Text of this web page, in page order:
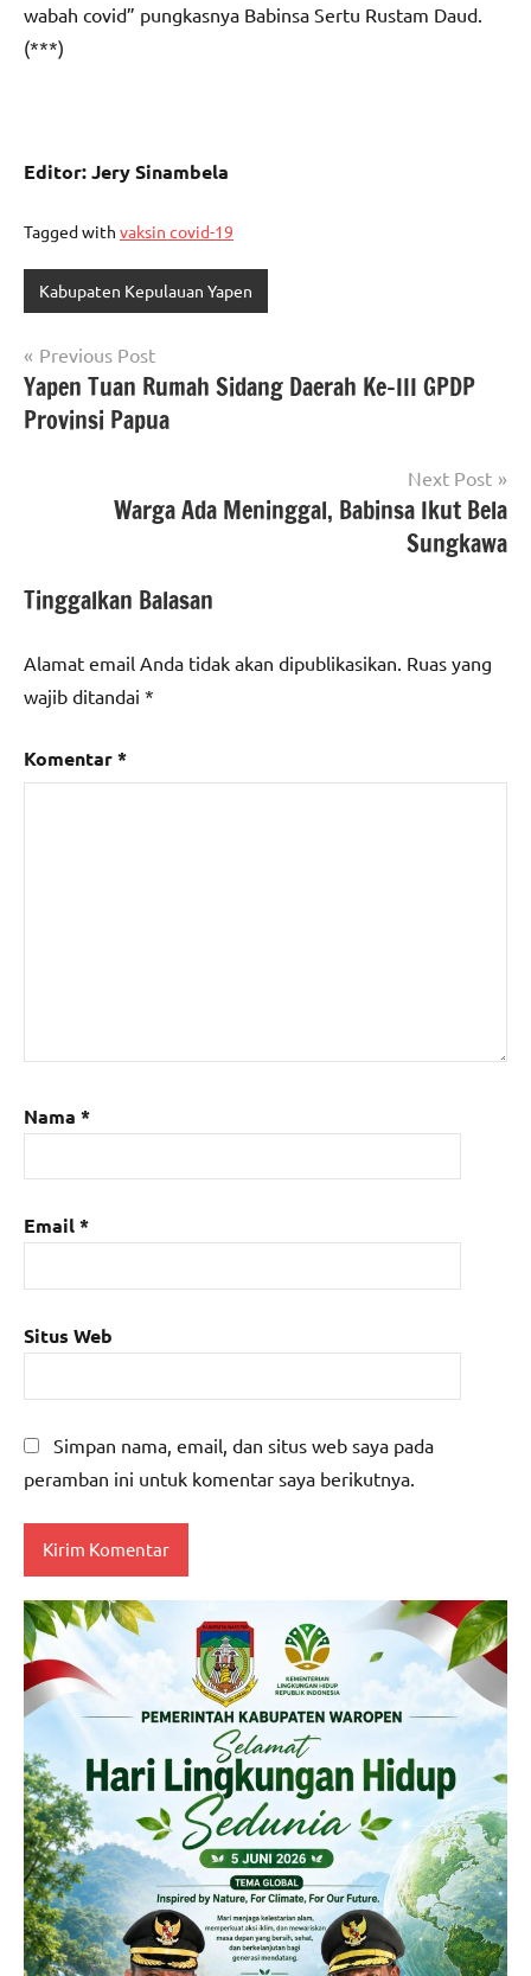
wabah covid” pungkasnya Babinsa Sertu Rustam Daud.
(***)
Editor: Jery Sinambela
Tagged with vaksin covid-19
Kabupaten Kepulauan Yapen
Navigasi
pos
Previous Post
Yapen Tuan Rumah Sidang Daerah Ke-III GPDP
Provinsi Papua
Next Post
Warga Ada Meninggal, Babinsa Ikut Bela
Sungkawa
Tinggalkan Balasan
Alamat email Anda tidak akan dipublikasikan. Ruas yang
wajib ditandai *
Komentar*
Nama *
Email*
Situs Web
Simpan nama, email, dan situs web saya pada
peramban ini untuk komentar saya berikutnya.